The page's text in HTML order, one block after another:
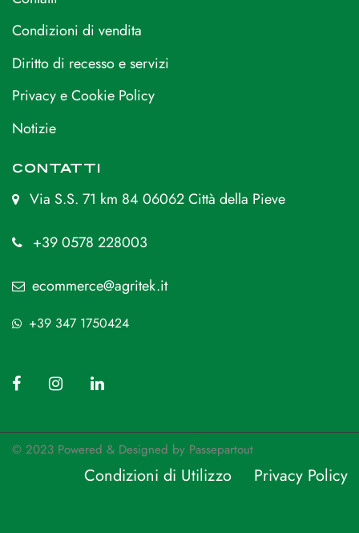
Condizioni di vendita
Diritto di recesso e servizi
Privacy e Cookie Policy
Notizie
CONTATTI
Via S.S. 71 km 84 06062 Città della Pieve
+39 0578 228003
ecommerce@agritek.it
+39 347 1750424
© 2023 Powered & Designed by Passepartout
Condizioni di Utilizzo Privacy Policy